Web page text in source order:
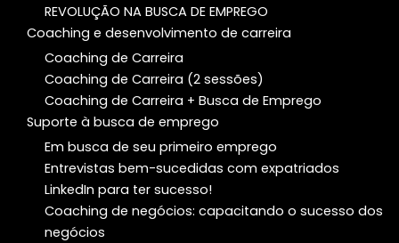
REVOLUÇÃO NA BUSCA DE EMPREGO
Coaching e desenvolvimento de carreira
Coaching de Carreira
Coaching de Carreira (2 sessões)
Coaching de Carreira + Busca de Emprego
Suporte à busca de emprego
Em busca de seu primeiro emprego
Entrevistas bem-sucedidas com expatriados
LinkedIn para ter sucesso!
Coaching de negócios: capacitando o sucesso dos
negócios